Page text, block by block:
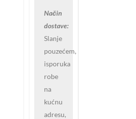
količina
Način
dostave:
Slanje
pouzećem,
isporuka
robe
na
kućnu
adresu,